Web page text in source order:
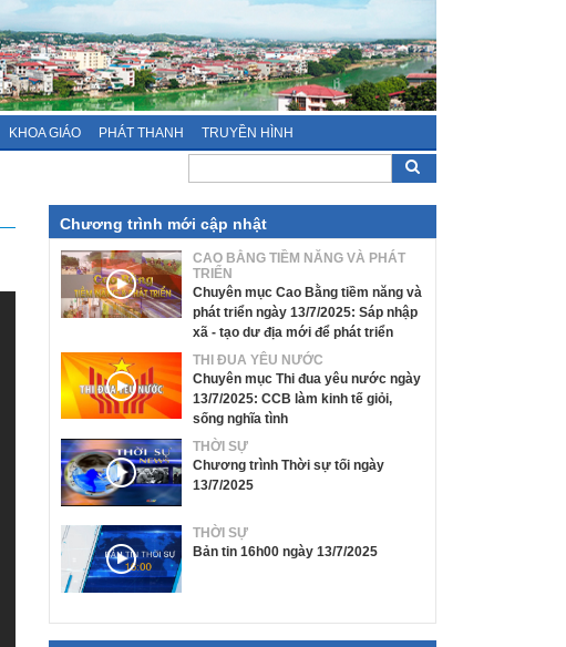
KHOA GIÁO PHÁT THANH TRUYỀN HÌNH
Chương trình mới cập nhật
CAO BẰNG TIỀM NĂNG VÀ PHÁT
TRIỂN
Chuyên mục Cao Bằng tiềm năng và
phát triển ngày 13/7/2025: Sáp nhập
xã - tạo dư địa mới để phát triển
THI ĐUA YÊU NƯỚC
Chuyên mục Thi đua yêu nước ngày
13/7/2025: CCB làm kinh tế giỏi,
sống nghĩa tình
THỜI SỰ
Chương trình Thời sự tối ngày
13/7/2025
THỜI SỰ
Bản tin 16h00 ngày 13/7/2025